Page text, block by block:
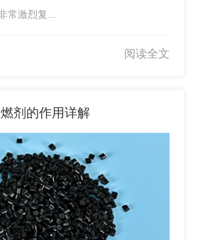
常激烈复...
阅读全文
燃剂的作用详解